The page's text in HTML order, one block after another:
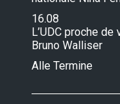
16.08
L’UDC proche
Bruno Walliser
Alle Termine